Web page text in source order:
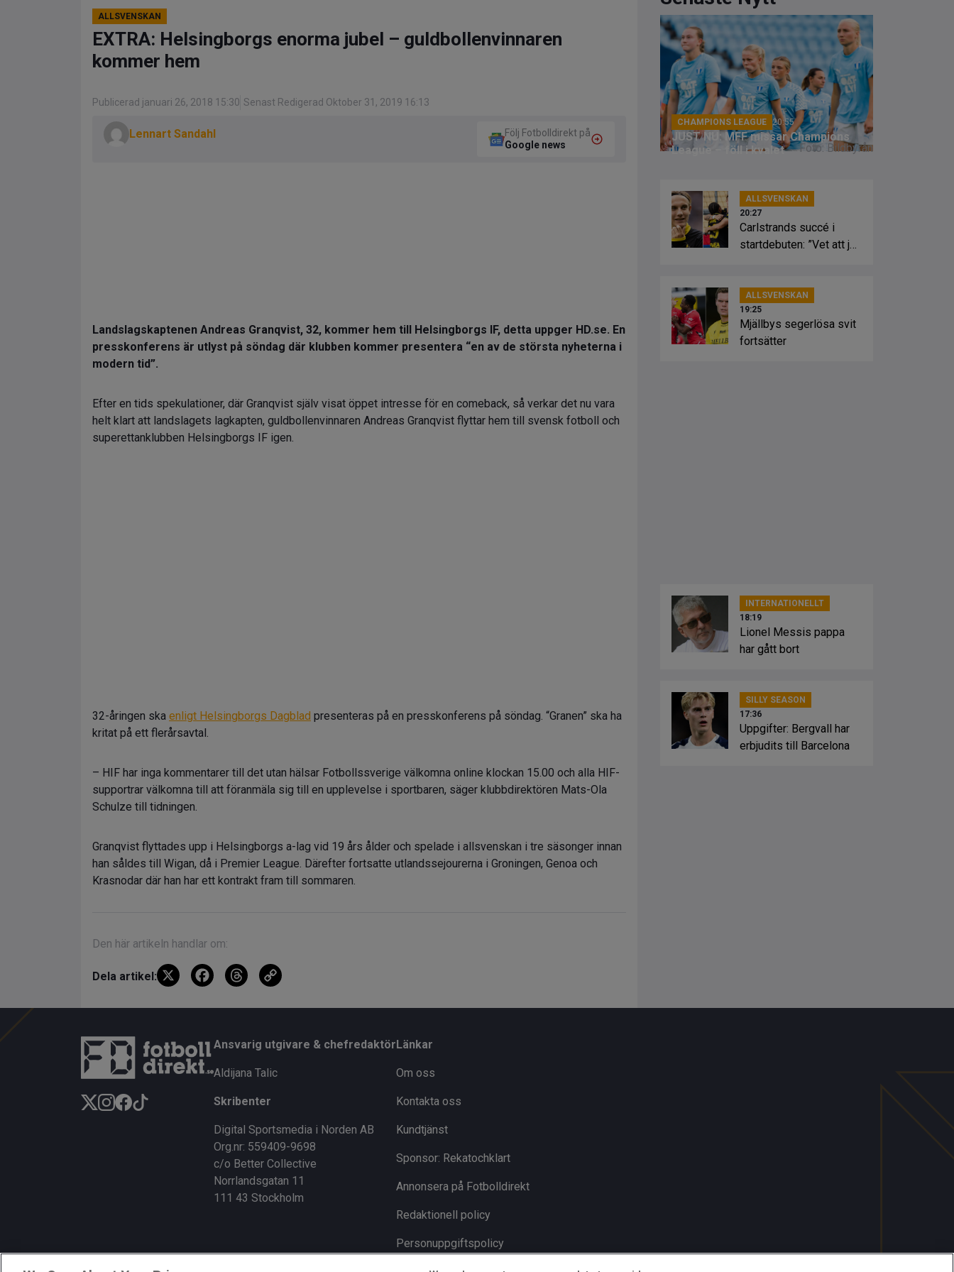
ALLSVENSKAN
EXTRA: Helsingborgs enorma jubel – guldbollenvinnaren
kommer hem
Publicerad januari 26, 2018 15:30 Senast Redigerad Oktober 31, 2019 16:13
Lennart Sandahl
Följ Fotbolldirekt på
Google news
Landslagskaptenen Andreas Granqvist, 32, kommer hem till Helsingborgs IF, detta uppger HD.se. En
presskonferens är utlyst på söndag där klubben kommer presentera “en av de största nyheterna i
modern tid”.
Efter en tids spekulationer, där Granqvist själv visat öppet intresse för en comeback, så verkar det nu vara
helt klart att landslagets lagkapten, guldbollenvinnaren Andreas Granqvist flyttar hem till svensk fotboll och
superettanklubben Helsingborgs IF igen.
32-åringen ska enligt Helsingborgs Dagblad presenteras på en presskonferens på söndag. “Granen” ska ha
kritat på ett flerårsavtal.
– HIF har inga kommentarer till det utan hälsar Fotbollssverige välkomna online klockan 15.00 och alla HIF-
supportrar välkomna till att föranmäla sig till en upplevelse i sportbaren, säger klubbdirektören Mats-Ola
Schulze till tidningen.
Granqvist flyttades upp i Helsingborgs a-lag vid 19 års ålder och spelade i allsvenskan i tre säsonger innan
han såldes till Wigan, då i Premier League. Därefter fortsatte utlandssejourerna i Groningen, Genoa och
Krasnodar där han har ett kontrakt fram till sommaren.
Den här artikeln handlar om:
Dela artikel: X
F
b
o
k
T
a
d
Li
Foto: Bildbyrån
CHAMPIONS LEAGUE 20:55
JUST NU: MFF missar Champions
League – föll i kvalet
ALLSVENSKAN
20:27
Carlstrands succé i
startdebuten: ”Vet att jag
ALLSVENSKAN
19:25
Mjällbys segerlösa svit
fortsätter
INTERNATIONELLT
18:19
Lionel Messis pappa
har gått bort
SILLY SEASON
17:36
Uppgifter: Bergvall har
erbjudits till Barcelona
Ansvarig utgivare & chefredaktör
Aldijana Talic
Skribenter
Digital Sportsmedia i Norden AB
Org.nr: 559409-9698
c/o Better Collective
Norrlandsgatan 11
111 43 Stockholm
Länkar
Om oss
Kontakta oss
Kundtjänst
Sponsor: Rekatochklart
Annonsera på Fotbolldirekt
Redaktionell policy
Personuppgiftspolicy